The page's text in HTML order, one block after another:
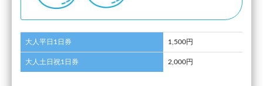
大人平日1日券 1,500円
大人土日祝1日券 2,000円